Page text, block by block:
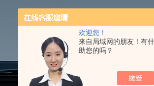
欢迎您！
来自局域网的朋友！有
助您的吗？